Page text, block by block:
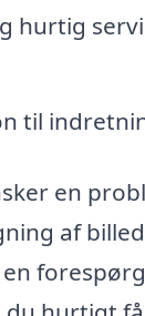
hurtig
til
en
af